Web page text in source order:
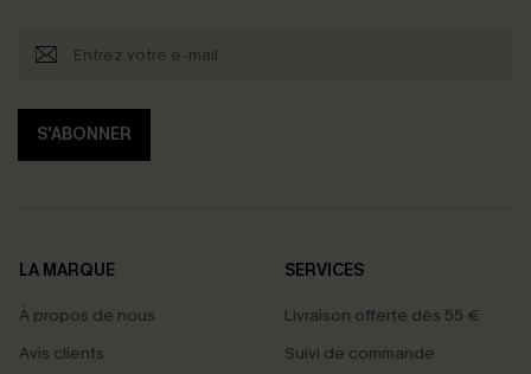
S'ABONNER
LA MARQUE
À propos de nous
Avis clients
SERVICES
Livraison offerte dès 55 €
Suivi de commande